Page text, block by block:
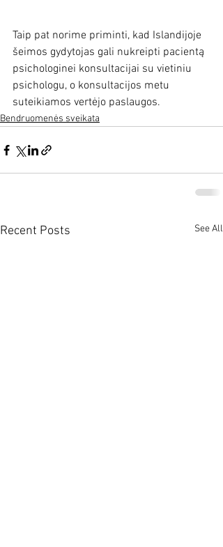
Taip pat norime priminti, kad Islandijoje
šeimos gydytojas gali nukreipti pacientą
psichologinei konsultacijai su vietiniu
psichologu, o konsultacijos metu
suteikiamos vertėjo paslaugos.
Bendruomenės sveikata
Recent Posts See All